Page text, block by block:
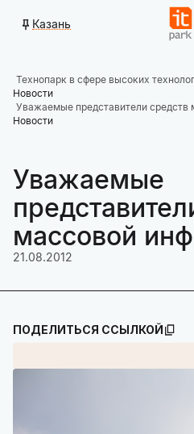
Казань
Технопарк в сфере высоких
Новости
Уважаемые представители средств
Новости
Уважаемые
массовой
21.08.2012
ПОДЕЛИТЬСЯ ССЫЛКОЙ